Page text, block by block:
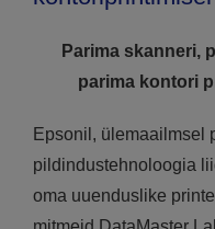
Parima skanneri,
parima kontori
Epsonil, ülemaailmsel
pildindustehnoloogia
oma uuenduslike